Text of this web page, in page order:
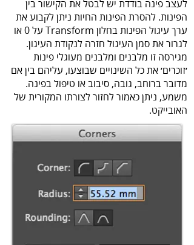
לעצב פינה בודדת יש לבטל את הקישור בין
הפינות. להסרת הפינות החיות ניתן לקבוע את
ערך עיגול הפינות בחלון Transform על 0 או
לגרור את סמן העיגול חזרה לנקודת העיגון.
מגירסה זו מלבנים ומלבנים מעוגלי פינות
׳זוכרים׳ את כל השינויים שבוצעו, עליהם בין אם
מדובר ברוחב, גובה, סיבוב או טיפול בפינה.
משמע, ניתן כאמור לחזור לצורתו המקורית של
האובייקט.